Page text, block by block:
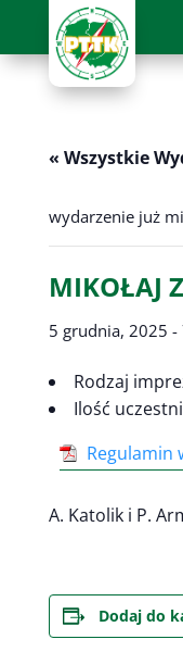
« Wszystkie
wydarzenie już
MIKOŁAJ
5 grudnia, 2025 -
Rodzaj
Ilość
Regulamin
A. Katolik i P.
Dodaj do